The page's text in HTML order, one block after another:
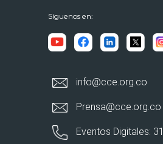
Síguenos en:
info@cce.org.co
Prensa@cce.org.co
Eventos Digitales: